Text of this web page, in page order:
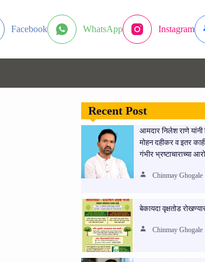
Facebook WhatsApp Instagram
Recent Post
आमदार निलेश राणे यांनी
मोहन दहीकर व इतर
गंभीर भ्रष्टाचाराच्या
Chinmay Ghogale
बेकायदा वृक्षतोड
Chinmay Ghogale